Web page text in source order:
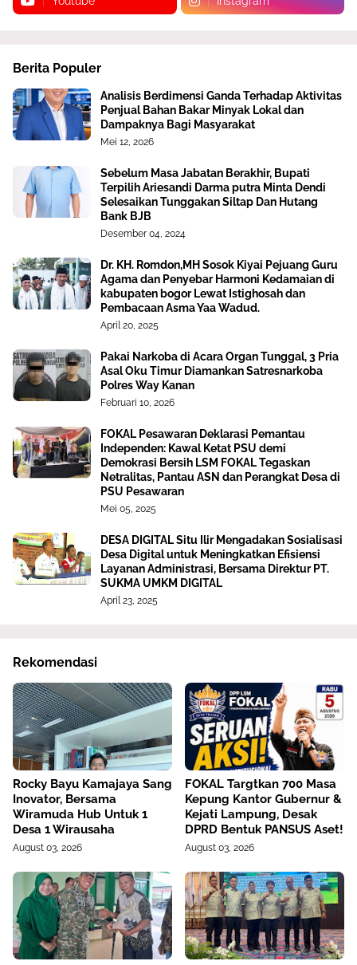
Berita Populer
Analisis Berdimensi Ganda Terhadap Aktivitas
Penjual Bahan Bakar Minyak Lokal dan
Dampaknya Bagi Masyarakat
Mei 12, 2026
Sebelum Masa Jabatan Berakhir, Bupati
Terpilih Ariesandi Darma putra Minta Dendi
Selesaikan Tunggakan Siltap Dan Hutang
Bank BJB
Desember 04, 2024
Dr. KH. Romdon,MH Sosok Kiyai Pejuang Guru
Agama dan Penyebar Harmoni Kedamaian di
kabupaten bogor Lewat Istighosah dan
Pembacaan Asma Yaa Wadud.
April 20, 2025
Pakai Narkoba di Acara Organ Tunggal, 3 Pria
Asal Oku Timur Diamankan Satresnarkoba
Polres Way Kanan
Februari 10, 2026
FOKAL Pesawaran Deklarasi Pemantau
Independen: Kawal Ketat PSU demi
Demokrasi Bersih LSM FOKAL Tegaskan
Netralitas, Pantau ASN dan Perangkat Desa di
PSU Pesawaran
Mei 05, 2025
DESA DIGITAL Situ Ilir Mengadakan Sosialisasi
Desa Digital untuk Meningkatkan Efisiensi
Layanan Administrasi, Bersama Direktur PT.
SUKMA UMKM DIGITAL
April 23, 2025
Rekomendasi
Rocky Bayu Kamajaya Sang
Inovator, Bersama
Wiramuda Hub Untuk 1
Desa 1 Wirausaha
August 03, 2026
FOKAL Targtkan 700 Masa
Kepung Kantor Gubernur &
Kejati Lampung, Desak
DPRD Bentuk PANSUS Aset!
August 03, 2026